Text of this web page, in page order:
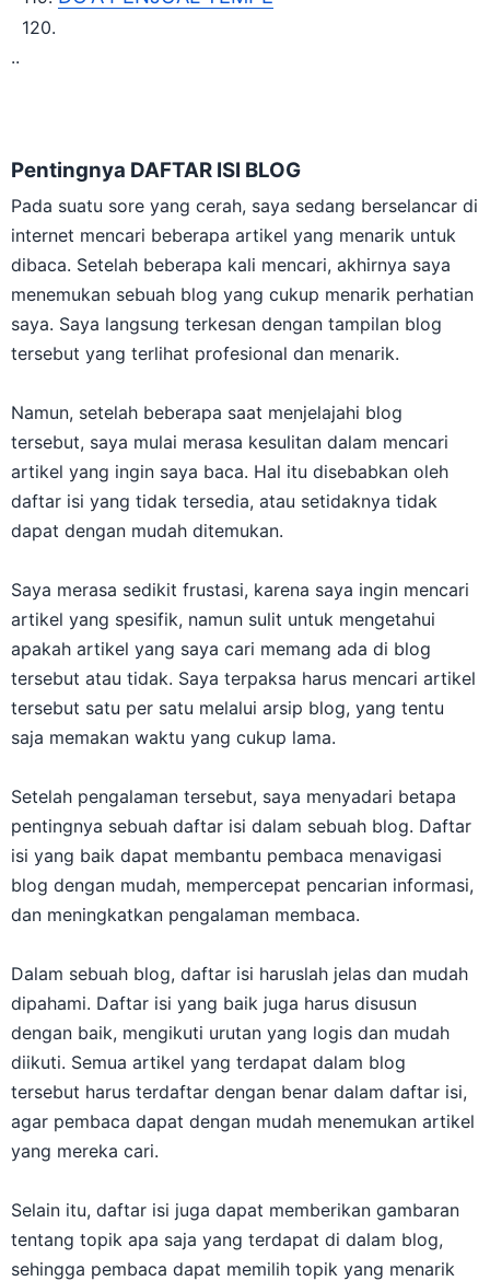
..
Pentingnya DAFTAR ISI BLOG
Pada suatu sore yang cerah, saya sedang berselancar di
internet mencari beberapa artikel yang menarik untuk
dibaca. Setelah beberapa kali mencari, akhirnya saya
menemukan sebuah blog yang cukup menarik perhatian
saya. Saya langsung terkesan dengan tampilan blog
tersebut yang terlihat profesional dan menarik.
Namun, setelah beberapa saat menjelajahi blog
tersebut, saya mulai merasa kesulitan dalam mencari
artikel yang ingin saya baca. Hal itu disebabkan oleh
daftar isi yang tidak tersedia, atau setidaknya tidak
dapat dengan mudah ditemukan.
Saya merasa sedikit frustasi, karena saya ingin mencari
artikel yang spesifik, namun sulit untuk mengetahui
apakah artikel yang saya cari memang ada di blog
tersebut atau tidak. Saya terpaksa harus mencari artikel
tersebut satu per satu melalui arsip blog, yang tentu
saja memakan waktu yang cukup lama.
Setelah pengalaman tersebut, saya menyadari betapa
pentingnya sebuah daftar isi dalam sebuah blog. Daftar
isi yang baik dapat membantu pembaca menavigasi
blog dengan mudah, mempercepat pencarian informasi,
dan meningkatkan pengalaman membaca.
Dalam sebuah blog, daftar isi haruslah jelas dan mudah
dipahami. Daftar isi yang baik juga harus disusun
dengan baik, mengikuti urutan yang logis dan mudah
diikuti. Semua artikel yang terdapat dalam blog
tersebut harus terdaftar dengan benar dalam daftar isi,
agar pembaca dapat dengan mudah menemukan artikel
yang mereka cari.
Selain itu, daftar isi juga dapat memberikan gambaran
tentang topik apa saja yang terdapat di dalam blog,
sehingga pembaca dapat memilih topik yang menarik